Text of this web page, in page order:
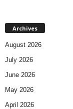
Archives
August 2026
July 2026
June 2026
May 2026
April 2026